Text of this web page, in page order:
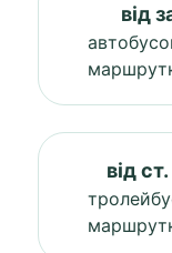
від
від